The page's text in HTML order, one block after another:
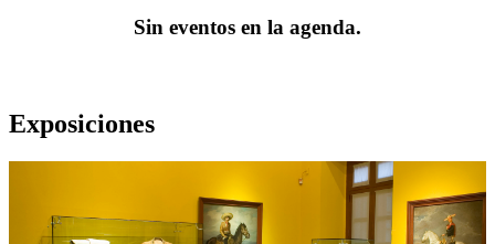
Sin eventos en la agenda.
Exposiciones